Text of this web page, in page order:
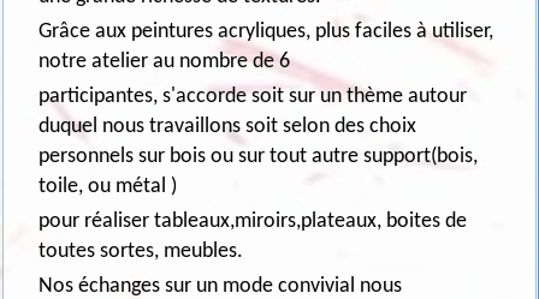
Grâce aux peintures acryliques, plus faciles à utiliser,
notre atelier au nombre de 6
participantes, s'accorde soit sur un thème autour
duquel nous travaillons soit selon des choix
personnels sur bois ou sur tout autre support(bois,
toile, ou métal )
pour réaliser tableaux,miroirs,plateaux, boites de
toutes sortes, meubles.
Nos échanges sur un mode convivial nous